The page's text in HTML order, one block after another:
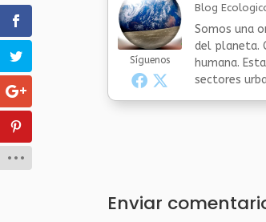
Síguenos
Blog
Somos una
del planeta.
humana.
sectores
Enviar